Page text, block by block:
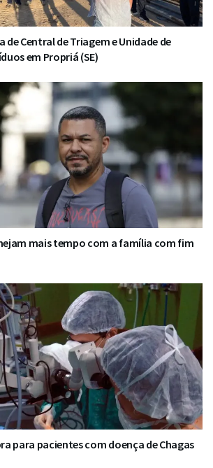
de Central de Triagem e Unidade de
em Propriá (SE)
mais tempo com a família com fim
para pacientes com doença de Chagas